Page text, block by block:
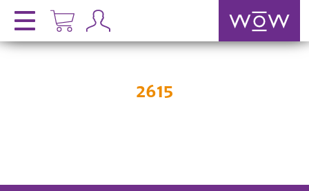
2615